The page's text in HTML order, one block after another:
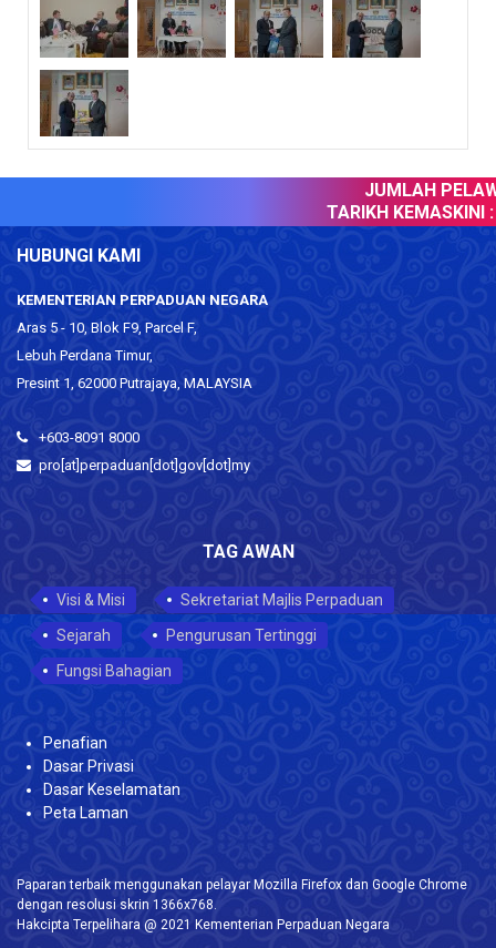
JUMLAH
TARIKH KEMASKINI :
HUBUNGI KAMI
KEMENTERIAN PERPADUAN NEGARA
Aras 5 - 10, Blok F9, Parcel F,
Lebuh Perdana Timur,
Presint 1, 62000 Putrajaya, MALAYSIA
+603-8091 8000
pro[at]perpaduan[dot]gov[dot]my
TAG AWAN
Visi & Misi
Sekretariat Majlis Perpaduan
Sejarah
Pengurusan Tertinggi
Fungsi Bahagian
Penafian
Dasar Privasi
Dasar Keselamatan
Peta Laman
Paparan terbaik menggunakan pelayar Mozilla Firefox dan Google Chrome
dengan resolusi skrin 1366x768.
Hakcipta Terpelihara @ 2021 Kementerian Perpaduan Negara